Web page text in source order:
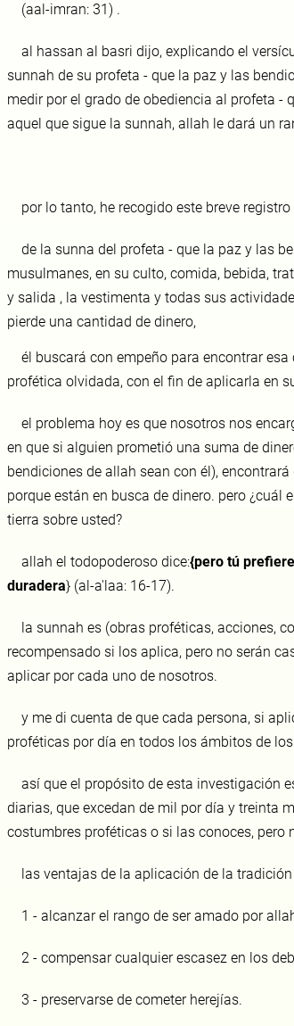
(aal-imran: 31) .
al hassan al basri dijo, explicando el
sunnah de su profeta - que la paz y las
medir por el grado de obediencia al profeta -
aquel que sigue la sunnah, allah le dará un
por lo tanto, he recogido este breve
de la sunna del profeta - que la paz y las
musulmanes, en su culto, comida, bebida,
y salida , la vestimenta y todas sus
pierde una cantidad de dinero,
él buscará con empeño para encontrar
profética olvidada, con el fin de aplicarla en
el problema hoy es que nosotros nos
en que si alguien prometió una suma de
bendiciones de allah sean con él),
porque están en busca de dinero. pero
tierra sobre usted?
allah el todopoderoso dice:{pero tú
duradera} (al-a'laa: 16-17).
la sunnah es (obras proféticas, acciones,
recompensado si los aplica, pero no serán
aplicar por cada uno de nosotros.
y me di cuenta de que cada persona, si
proféticas por día en todos los ámbitos de
así que el propósito de esta investigación
diarias, que excedan de mil por día y treinta
costumbres proféticas o si las conoces, pero
las ventajas de la aplicación de la
1 - alcanzar el rango de ser amado por
2 - compensar cualquier escasez en los
3 - preservarse de cometer herejías.